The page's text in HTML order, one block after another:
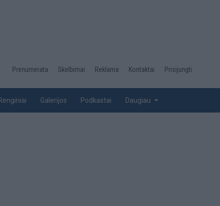
Desktop
top
Prenumerata Skelbimai Reklama Kontaktai Prisijungti
Galerijos Podkastai Daugiau